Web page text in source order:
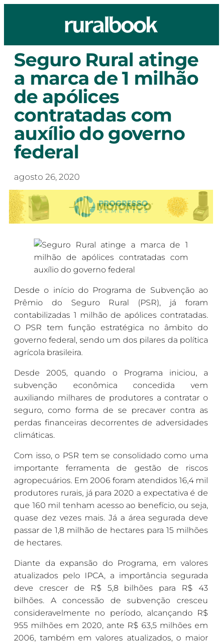
Seguro Rural atinge
a marca de 1 milhão
de apólices
contratadas com
auxílio do governo
federal
agosto 26, 2020
Desde o início do Programa de Subvenção ao
Prêmio do Seguro Rural (PSR), já foram
contabilizadas 1 milhão de apólices contratadas.
O PSR tem função estratégica no âmbito do
governo federal, sendo um dos pilares da política
agrícola brasileira.
Desde 2005, quando o Programa iniciou, a
subvenção econômica concedida vem
auxiliando milhares de produtores a contratar o
seguro, como forma de se precaver contra as
perdas financeiras decorrentes de adversidades
climáticas.
Com isso, o PSR tem se consolidado como uma
importante ferramenta de gestão de riscos
agropecuários. Em 2006 foram atendidos 16,4 mil
produtores rurais, já para 2020 a expectativa é de
que 160 mil tenham acesso ao benefício, ou seja,
quase dez vezes mais. Já a área segurada deve
passar de 1,8 milhão de hectares para 15 milhões
de hectares.
Diante da expansão do Programa, em valores
atualizados pelo IPCA, a importância segurada
deve crescer de R$ 5,8 bilhões para R$ 43
bilhões. A concessão de subvenção cresceu
consideravelmente no período, alcançando R$
955 milhões em 2020, ante R$ 63,5 milhões em
2006, também em valores atualizados, o maior